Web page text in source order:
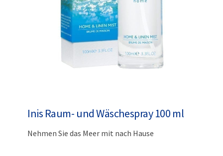
Inis Raum- und Wäschespray 100 ml
Nehmen Sie das Meer mit nach Hause